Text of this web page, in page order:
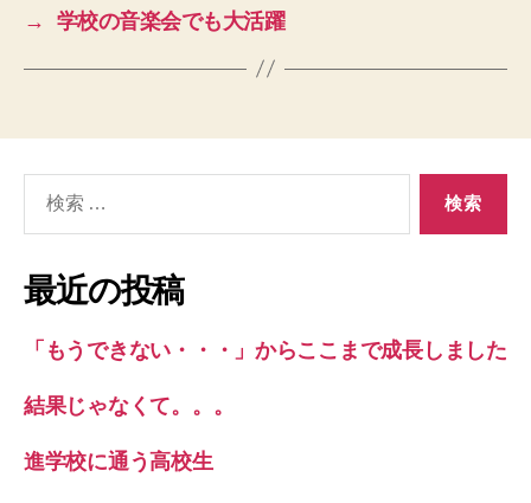
→ 学校の音楽会でも大活躍
象:
最近の投稿
「もうできない・・・」からここまで成長しました
結果じゃなくて。。。
進学校に通う高校生